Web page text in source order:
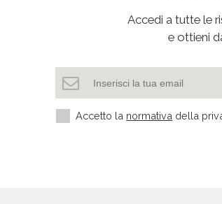
Accedi a tutte le
e ottieni
Accetto la normativa della